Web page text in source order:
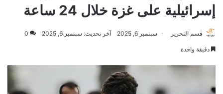
إسرائيلية على غزة خلال 24 ساعة
قسم التحرير سبتمبر 6, 2025 آخر تحديث: سبتمبر 6, 2025 0
دقيقة واحدة